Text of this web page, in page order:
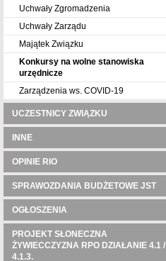
Uchwały Zgromadzenia
Uchwały Zarządu
Majątek Związku
Konkursy na wolne stanowiska
urzędnicze
Zarządzenia ws. COVID-19
UCZESTNICY ZWIĄZKU
INNE
OPINIE RIO
SPRAWOZDANIA BUDŻETOWE JST
OGŁOSZENIA
PROJEKT SŁONECZNA
ŻYWIECCZYZNA RPO DZIAŁANIE 4.1 /
4.1.3.